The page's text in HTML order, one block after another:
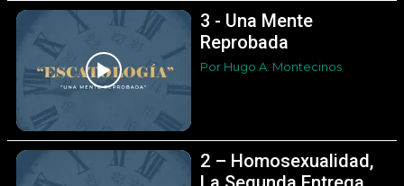
3 - Una Mente
Reprobada
Por Hugo A. Montecinos
2 – Homosexualidad,